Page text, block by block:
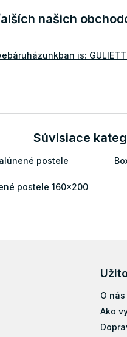
našich
is:
Súvisiace
postele
postele 160x200
O nás
Ako